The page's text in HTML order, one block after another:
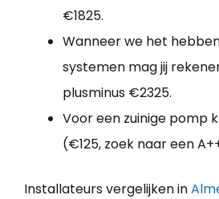
€1825.
Wanneer we het
systemen mag jij
plusminus €2325.
Voor een zuinige pomp
(€125, zoek naar een
Installateurs vergelijken in